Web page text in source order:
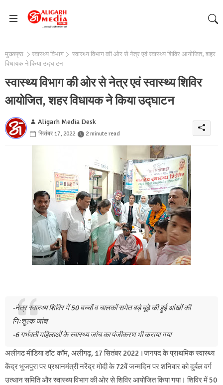
मुख्यपृष्ठ स्वास्थ्य विभाग
स्वास्थ्य विभाग की ओर से नेत्र एवं स्वास्थ्य शिविर आयोजित, शहर
विधायक ने किया उद्घाटन
स्वास्थ्य विभाग की ओर से नेत्र एवं स्वास्थ्य शिविर
आयोजित, शहर विधायक ने किया उद्घाटन
Aligarh Media Desk
सितंबर 17, 2022 2 minute read
-नेत्र स्वास्थ्य शिविर में 50 बच्चों व चालकों समेत बड़े बूढ़े की हुई आंखों की
निःशुल्क जांच
-6 गर्भवती महिलाओं के स्वास्थ्य जांच का पंजीकरण भी कराया गया
अलीगढ मीडिया डॉट कॉम, अलीगढ़, 17 सितंबर 2022।जनपद के प्राथमिक स्वास्थ्य
केंद्र भुजपुरा पर प्रधानमंत्री नरेंद्र मोदी के 72वें जन्मदिन पर शनिवार को दुर्बल वर्ग
उत्थान समिति और स्वास्थ्य विभाग की ओर से शिविर आयोजित किया गया। शिविर में 50